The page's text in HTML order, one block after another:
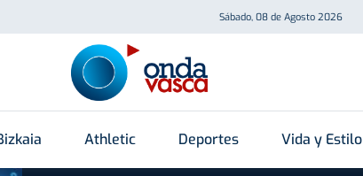
Sábado, 08 de Agosto 2026
Athletic Deportes Vida y Estilo